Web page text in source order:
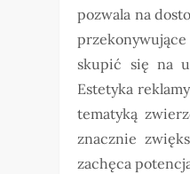
pozwala na
skupić się na
Estetyka
tematyką
znacznie
zachęca